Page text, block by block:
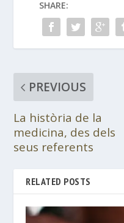
SHARE:
PREVIOUS
La història de la
medicina, des dels
seus referents
RELATED POSTS